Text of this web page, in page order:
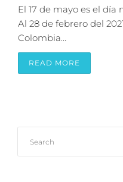
El 17 de mayo es el
Al 28 de febrero del
Colombia…
READ MORE